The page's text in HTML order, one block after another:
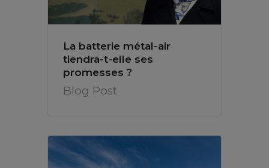
La batterie métal-air
tiendra-t-elle ses
promesses ?
Blog Post